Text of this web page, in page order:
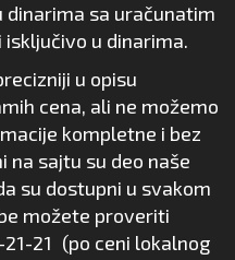
dinarima sa uračunatim
u dinarima.
u opisu
cena, ali ne možemo
kompletne i bez
na sajtu su deo naše
su dostupni u svakom
možete proveriti
21 (po ceni lokalnog